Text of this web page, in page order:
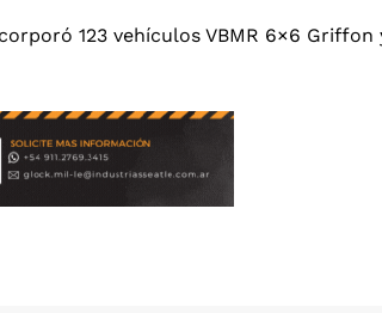
123 vehículos VBMR 6×6 Griffon